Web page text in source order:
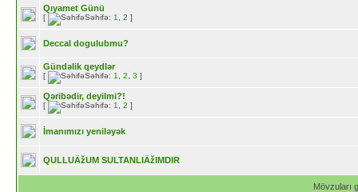
Qıyamet Günü
[ Səhifə: 1 2 ]
Deccal dogulubmu?
Gündəlik qeydlər
[ Səhifə: 1 2 3 ]
Qəribədir, deyilmi?!
[ Səhifə: 1 2 ]
İmanımızı yeniləyək
QULLUÄžUM SULTANLIÄžIMDIR
Mövzuları